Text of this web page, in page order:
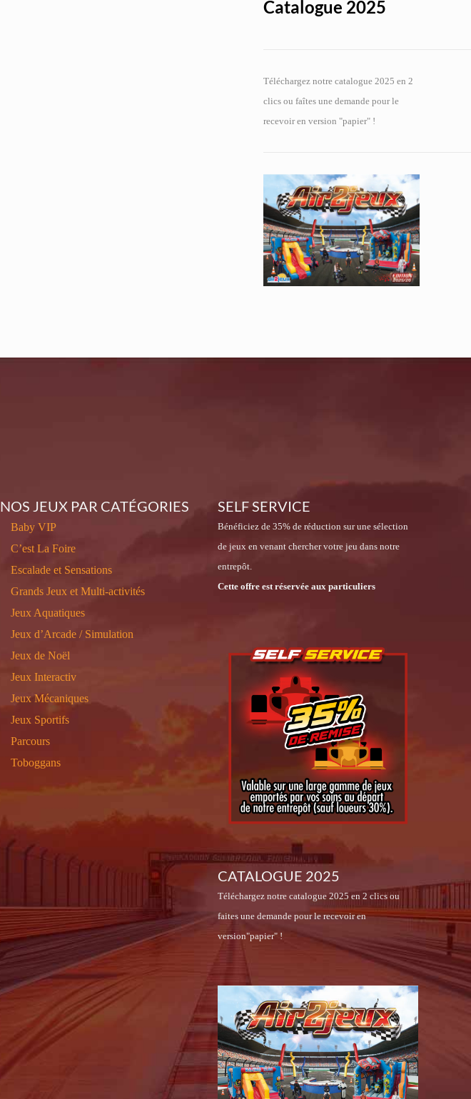
Catalogue 2025
Téléchargez notre catalogue 2025 en 2
clics ou faîtes une demande pour le
recevoir en version "papier" !
NOS JEUX PAR CATÉGORIES
Baby VIP
C’est La Foire
Escalade et Sensations
Grands Jeux et Multi-activités
Jeux Aquatiques
Jeux d’Arcade / Simulation
Jeux de Noël
Jeux Interactiv
Jeux Mécaniques
Jeux Sportifs
Parcours
Toboggans
SELF SERVICE
Bénéficiez de 35% de réduction sur une sélection
de jeux en venant chercher votre jeu dans notre
entrepôt.
Cette offre est réservée aux particuliers
CATALOGUE 2025
Téléchargez notre catalogue 2025 en 2 clics ou
faites une demande pour le recevoir en
version"papier" !